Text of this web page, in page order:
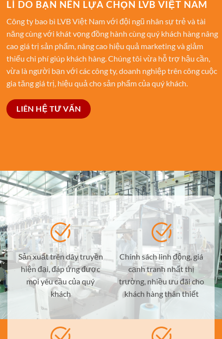
LÍ DO BẠN NÊN LỰA CHỌN LVB VIỆT NAM
Công ty bao bì LVB Việt Nam với đội ngũ nhân sự trẻ và tài
năng cùng với khát vọng đồng hành cùng quý khách hàng nâng
cao giá trị sản phẩm, nâng cao hiệu quả marketing và giảm
thiểu chi phí giúp khách hàng. Chúng tôi vừa hỗ trợ hậu cần,
vừa là người bạn với các công ty, doanh nghiệp trên công cuộc
gia tăng giá trị, hiệu quả cho sản phẩm của quý khách.
LIÊN HỆ TƯ VẤN
Sản xuất trên dây truyền
hiện đại, đáp ứng được
mọi yêu cầu của quý
khách
Chính sách linh động, giá
cạnh tranh nhất thị
trường, nhiều ưu đãi cho
khách hàng thân thiết